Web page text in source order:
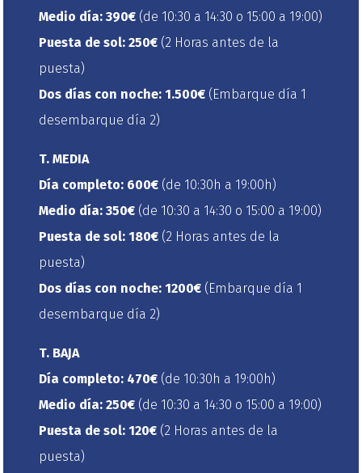
Medio día: 390€ (de 10:30 a 14:30 o 15:00 a 19:00)
Puesta de sol: 250€ (2 Horas antes de la
puesta)
Dos días con noche: 1.500€ (Embarque día 1
desembarque día 2)
T. MEDIA
Día completo: 600€ (de 10:30h a 19:00h)
Medio día: 350€ (de 10:30 a 14:30 o 15:00 a 19:00)
Puesta de sol: 180€ (2 Horas antes de la
puesta)
Dos días con noche: 1200€ (Embarque día 1
desembarque día 2)
T. BAJA
Día completo: 470€ (de 10:30h a 19:00h)
Medio día: 250€ (de 10:30 a 14:30 o 15:00 a 19:00)
Puesta de sol: 120€ (2 Horas antes de la
puesta)